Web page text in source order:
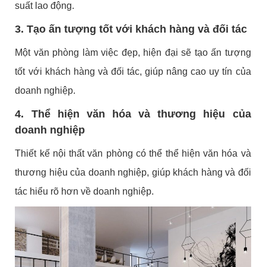
suất lao động.
3. Tạo ấn tượng tốt với khách hàng và đối tác
Một văn phòng làm việc đẹp, hiện đại sẽ tạo ấn tượng
tốt với khách hàng và đối tác, giúp nâng cao uy tín của
doanh nghiệp.
4. Thể hiện văn hóa và thương hiệu của
doanh nghiệp
Thiết kế nội thất văn phòng có thể thể hiện văn hóa và
thương hiệu của doanh nghiệp, giúp khách hàng và đối
tác hiểu rõ hơn về doanh nghiệp.